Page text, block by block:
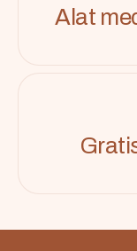
Alat